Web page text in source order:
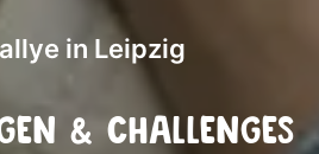
in Leipzig
& CHALLENGES